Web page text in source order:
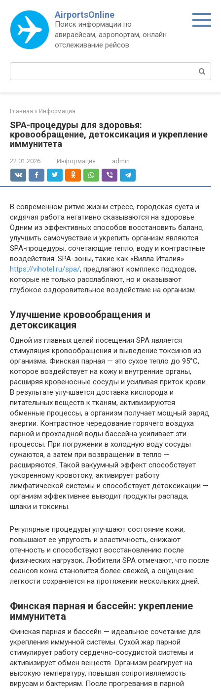
контенту
AirportsOnline
Поиск информации по
авираейсам, аэропортам, онлайн
отслеживание рейсов
Поиск:
Главная » Информация
SPA-процедуры для здоровья:
кровообращение, детоксикация и укрепление
иммунитета
22.01.2026 Информация admin
В современном ритме жизни стресс, городская суета и
сидячая работа негативно сказываются на здоровье.
Одним из эффективных способов восстановить баланс,
улучшить самочувствие и укрепить организм являются
SPA-процедуры, сочетающие тепло, воду и контрастные
воздействия. SPA-зоны, такие как «Вилла Италия»
https://vihotel.ru/spa/, предлагают комплекс подходов,
которые не только расслабляют, но и оказывают
глубокое оздоровительное воздействие на организм.
Улучшение кровообращения и
детоксикация
Одной из главных целей посещения SPA является
стимуляция кровообращения и выведение токсинов из
организма. Финская парная — это сухое тепло до 95°C,
которое воздействует на кожу и внутренние органы,
расширяя кровеносные сосуды и усиливая приток крови.
В результате улучшается доставка кислорода и
питательных веществ к тканям, активизируются
обменные процессы, а организм получает мощный заряд
энергии. Контрастное чередование горячего воздуха
парной и прохладной воды бассейна усиливает эти
процессы. При погружении в холодную воду сосуды
сужаются, а затем при возвращении в тепло —
расширяются. Такой вакуумный эффект способствует
ускоренному кровотоку, активирует работу
лимфатической системы и способствует детоксикации —
организм эффективнее выводит продукты распада,
шлаки и токсины.
Регулярные процедуры улучшают состояние кожи,
повышают ее упругость и эластичность, снижают
отечность и способствуют восстановлению после
физических нагрузок. Любители SPA отмечают, что после
сеансов кожа становится более свежей, а ощущение
легкости сохраняется на протяжении нескольких дней.
Финская парная и бассейн: укрепление
иммунитета
Финская парная и бассейн — идеальное сочетание для
укрепления иммунной системы. Сухой жар парной
стимулирует работу сердечно-сосудистой системы и
активизирует обмен веществ. Организм реагирует на
высокую температуру, повышая сопротивляемость
вирусам и бактериям. После прогревания в парной